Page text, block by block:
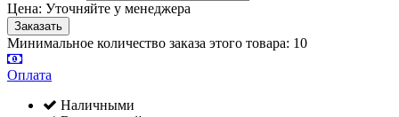
Цена: Уточняйте у менеджера
Минимальное количество заказа этого товара: 10
Оплата
Наличными